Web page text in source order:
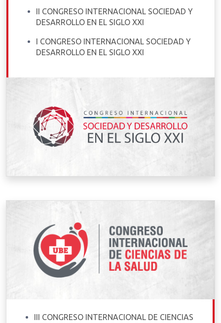
II CONGRESO INTERNACIONAL SOCIEDAD Y
DESARROLLO EN EL SIGLO XXI
I CONGRESO INTERNACIONAL SOCIEDAD Y
DESARROLLO EN EL SIGLO XXI
III CONGRESO INTERNACIONAL DE CIENCIAS